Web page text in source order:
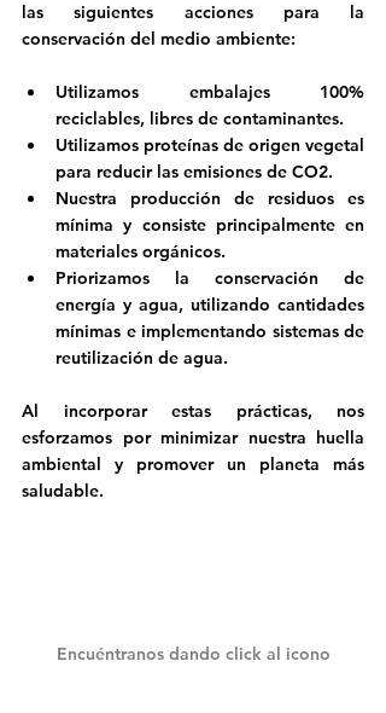
las siguientes acciones para la
conservación del medio ambiente:
Utilizamos embalajes 100%
reciclables, libres de contaminantes.
Utilizamos proteínas de origen vegetal
para reducir las emisiones de CO2.
Nuestra producción de residuos es
mínima y consiste principalmente en
materiales orgánicos.
Priorizamos la conservación de
energía y agua, utilizando cantidades
mínimas e implementando sistemas de
reutilización de agua.
Al incorporar estas prácticas, nos
esforzamos por minimizar nuestra huella
ambiental y promover un planeta más
saludable.
Encuéntranos dando click al icono